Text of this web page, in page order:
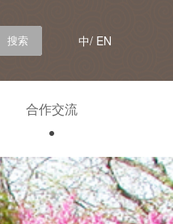
中/ EN
合作交流